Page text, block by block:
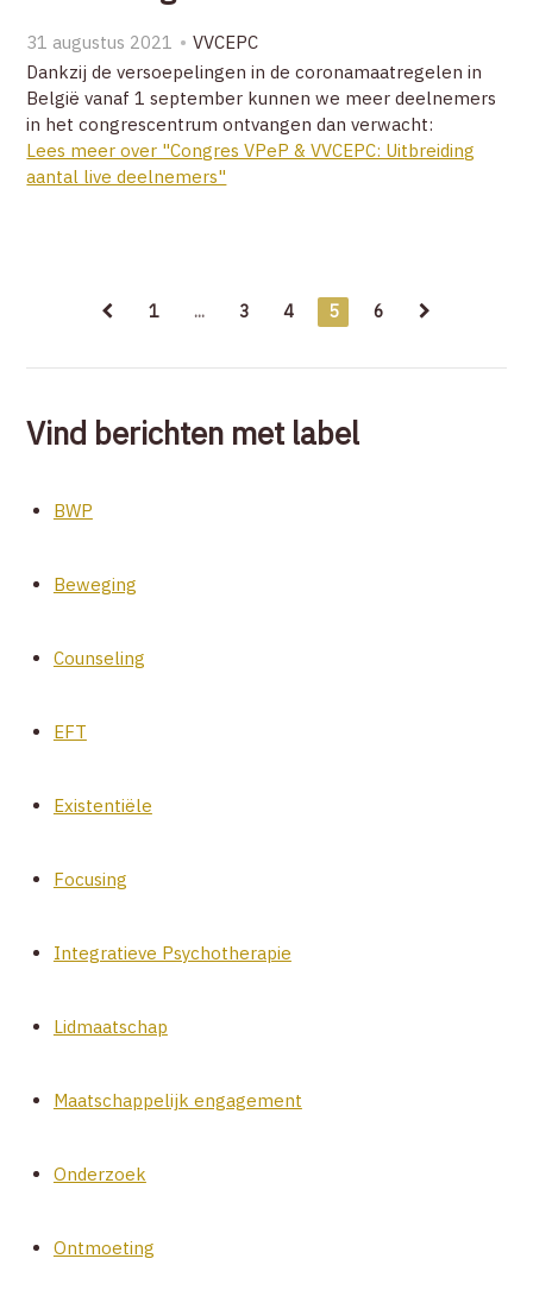
31 augustus 2021
VVCEPC
Dankzij de versoepelingen in de coronamaatregelen in
België vanaf 1 september kunnen we meer deelnemers
in het congrescentrum ontvangen dan verwacht:
Lees meer over "Congres VPeP & VVCEPC: Uitbreiding
aantal live deelnemers"
1 ... 3 4 5 6
Vind berichten met label
BWP
Beweging
Counseling
EFT
Existentiële
Focusing
Integratieve Psychotherapie
Lidmaatschap
Maatschappelijk engagement
Onderzoek
Ontmoeting